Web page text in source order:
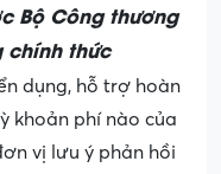
Bộ Công thương
chính thức
dụng, hỗ trợ hoàn
khoản phí nào của
vị lưu ý phản hồi